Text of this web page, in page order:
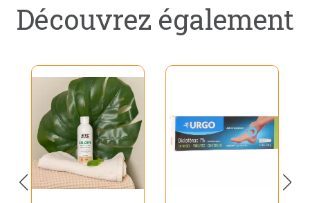
Découvrez également